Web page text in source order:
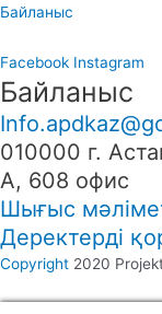
Байланыс
Facebook Instagram
Байланыс
010000 г.
А, 608 офис
Шығыс
Деректерді
Copyright 2020